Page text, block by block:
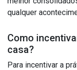
qualquer
Como
casa?
Para incentivar a